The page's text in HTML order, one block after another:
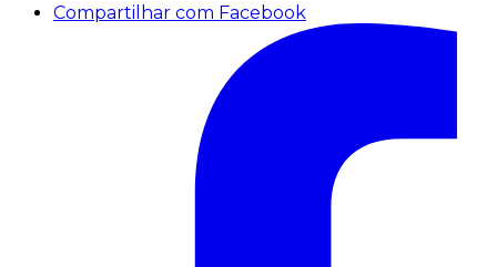
Compartilhar com Facebook